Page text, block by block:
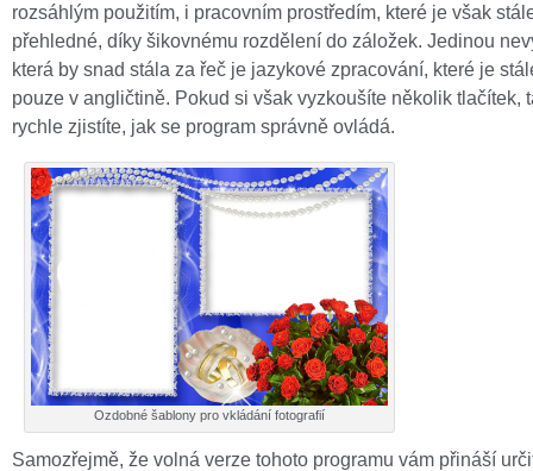
rozsáhlým použitím, i pracovním prostředím, které je však
přehledné, díky šikovnému rozdělení do záložek. Jedinou
která by snad stála za řeč je jazykové zpracování, které je
pouze v angličtině. Pokud si však vyzkoušíte několik tlačítek,
rychle zjistíte, jak se program správně ovládá.
Ozdobné šablony pro vkládání fotografií
Samozřejmě, že volná verze tohoto programu vám přináší